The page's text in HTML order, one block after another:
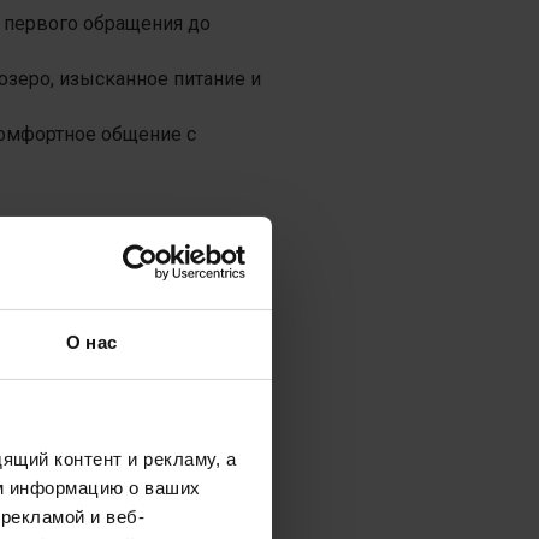
О нас
контент и рекламу, а
информацию о ваших
и веб-
обращения до
изысканное питание и
общение с
зависит от выбранной
врача и акушерки,
питание.